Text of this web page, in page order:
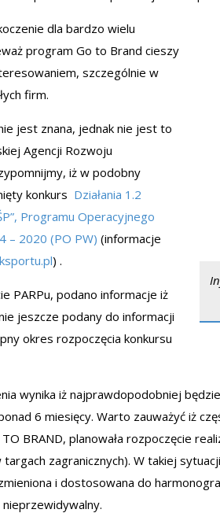
dla bardzo wielu
program Go to Brand cieszy
szczególnie w
firm.
jest znana, jednak nie jest to
Agencji Rozwoju
iż w podobny
konkurs Działania 1.2
Programu Operacyjnego
– 2020 (PO PW) (informacje
) .
PARPu, podano informacje iż
jeszcze podany do informacji
okres rozpoczęcia konkursu
wynika iż najprawdopodobniej
6 miesięcy. Warto zauważyć iż
BRAND, planowała rozpoczęcie
targach zagranicznych). W takiej
i dostosowana do
nieprzewidywalny.